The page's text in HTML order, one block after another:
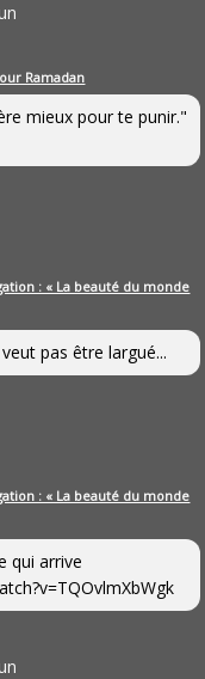
Ramadan
mieux pour te punir."
: « La beauté du monde
pas être largué...
: « La beauté du monde
qui arrive